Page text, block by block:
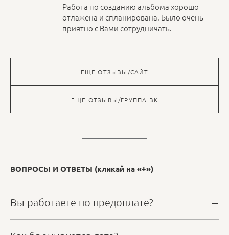
Работа по созданию альбома хорошо
отлажена и спланирована. Было очень
приятно с Вами сотрудничать.
ЕЩЕ ОТЗЫВЫ/САЙТ
ЕЩЕ ОТЗЫВЫ/ГРУППА ВК
ВОПРОСЫ И ОТВЕТЫ (кликай на «+»)
Вы работаете по предоплате?